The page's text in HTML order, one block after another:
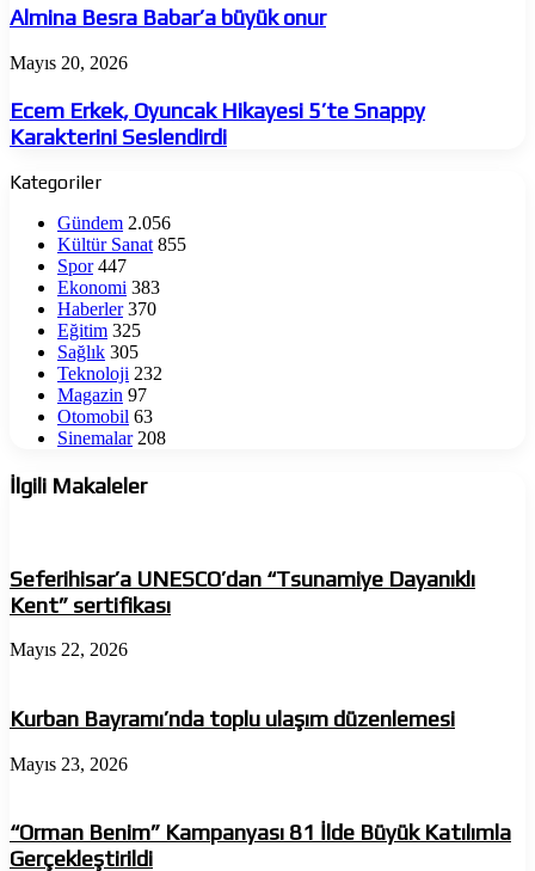
Babar’a
büyük
onur
Almina Besra Babar’a büyük onur
Ecem
Oyuncak
Hikayesi
5’te
Karakterini
Seslendirdi
Mayıs 20, 2026
Ecem Erkek, Oyuncak Hikayesi 5’te Snappy
Karakterini Seslendirdi
Kategoriler
Gündem 2.056
Kültür Sanat 855
Spor 447
Ekonomi 383
Haberler 370
Eğitim 325
Sağlık 305
Teknoloji 232
Magazin 97
Otomobil 63
Sinemalar 208
İlgili Makaleler
Seferihisar’a UNESCO’dan “Tsunamiye Dayanıklı
Kent” sertifikası
Mayıs 22, 2026
Kurban Bayramı’nda toplu ulaşım düzenlemesi
Mayıs 23, 2026
“Orman Benim” Kampanyası 81 İlde Büyük Katılımla
Gerçekleştirildi